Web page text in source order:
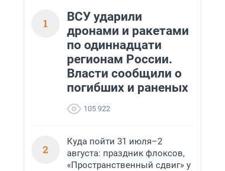
1
ВСУ ударили
дронами и ракетами
по одиннадцати
регионам России.
Власти сообщили о
погибших и раненых
105 922
2
Куда пойти 31 июля–2
августа: праздник флоксов,
«Пространственный сдвиг» у